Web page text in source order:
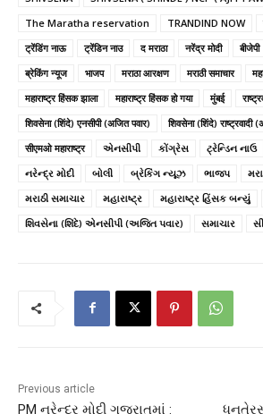
The Maratha reservation
TRANDIND NOW
ट्रेंडिंग नाऊ
ट्रेंडिन नाउ द मराठा नरेंद्र मोदी बीजेपी
ब्रेकिंग न्यूज
भाजप मराठा आरक्षण मराठी समाचार
महाराष्ट्र हिंसक झाला
महाराष्ट्र हिंसक हो गया मुंबई
शिवसेना (शिंदे) एनसीपी (अजित पवार)
शिवसेना (शिंदे) राष्ट्रवादी
सीएमओ महाराष्ट्र
એનસીપી કોંગ્રેસ ટ્રેન્ડિન નાઉ
નરેન્દ્ર મોદી
બોલી બ્રેકિંગ ન્યૂઝ ભાજપ
મરાઠી સમાચાર
મહારાષ્ટ્ર મહારાષ્ટ્ર હિંસક બન્યું
શિવસેના (શિંદે) એનસીપી (અજિત પવાર)
સમાચાર
Previous article
PM નરેન્દ્ર મોદી ગુજરાતમાં :